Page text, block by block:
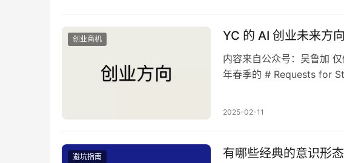
创业商机 YC 的 AI 创业未来方
内容来自公众号：吴鲁加
年春季的 # Requests for
2025-02-11
避坑指南 有哪些经典的意识形态